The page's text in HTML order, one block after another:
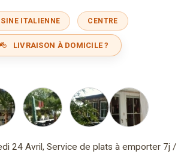
ITALIENNE CENTRE
LIVRAISON À DOMICILE ?
24 Avril, Service de plats à emporter 7j /